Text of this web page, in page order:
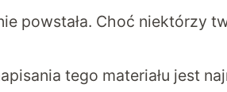
powstała. Choć niektórzy
tego materiału jest